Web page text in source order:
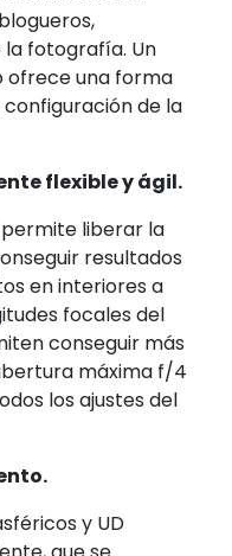
la fotografía. Un
ofrece una forma
de la
flexible y ágil.
permite liberar la
resultados
en interiores a
focales del
conseguir más
máxima f/4
los ajustes del
y UD